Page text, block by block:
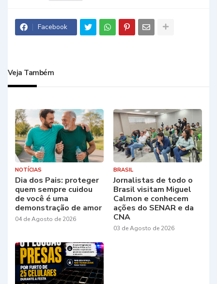
Facebook
Veja Também
NOTÍCIAS
Dia dos Pais: proteger
quem sempre cuidou
de você é uma
demonstração de amor
04 de Agosto de 2026
BRASIL
Jornalistas de todo o
Brasil visitam Miguel
Calmon e conhecem
ações do SENAR e da
CNA
03 de Agosto de 2026